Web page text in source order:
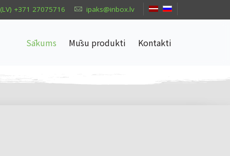
(LV) +371 27075716 ipaks@inbox.lv
Sākums Mūsu produkti Kontakti